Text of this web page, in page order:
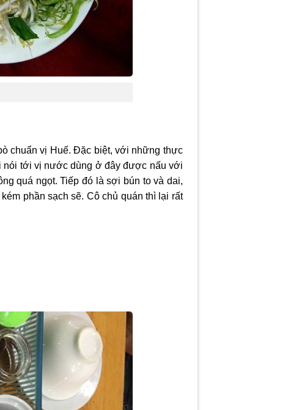
chuẩn vị Huế. Đặc biệt, với những thực
nói tới vị nước dùng ở đây được nấu với
quá ngọt. Tiếp đó là sợi bún to và dai,
phần sạch sẽ. Cô chủ quán thì lại rất